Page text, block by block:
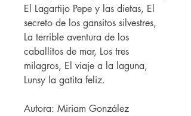
El Lagartijo Pepe y las dietas, El
secreto de los gansitos silvestres,
La terrible aventura de los
caballitos de mar, Los tres
milagros, El viaje a la laguna,
Lunsy la gatita feliz.
Autora: Miriam González